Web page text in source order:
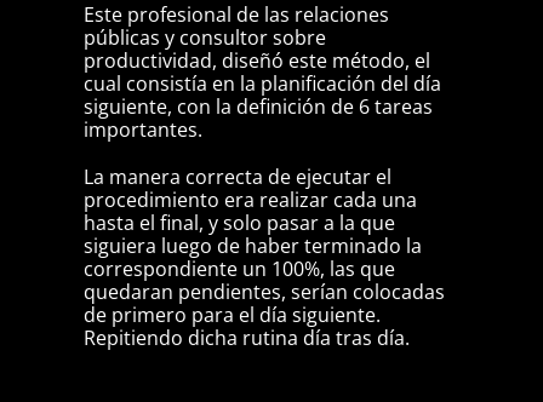
Este profesional de las relaciones
públicas y consultor sobre
productividad, diseñó este método, el
cual consistía en la planificación del día
siguiente, con la definición de 6 tareas
importantes.
La manera correcta de ejecutar el
procedimiento era realizar cada una
hasta el final, y solo pasar a la que
siguiera luego de haber terminado la
correspondiente un 100%, las que
quedaran pendientes, serían colocadas
de primero para el día siguiente.
Repitiendo dicha rutina día tras día.